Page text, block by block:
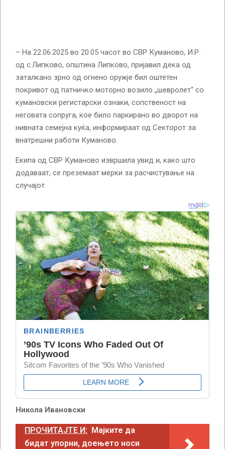
– На 22.06.2025 во 20.05 часот во СВР Куманово, И.Р.
од с.Липково, општина Липково, пријавил дека од
заталкано зрно од огнено оружје бил оштетен
покривот од патничко моторно возило „шевролет“ со
кумановски регистарски ознаки, сопственост на
неговата сопруга, кое било паркирано во дворот на
нивната семејна куќа, информираат од Секторот за
внатрешни работи Куманово.
Екипа од СВР Куманово извршила увид и, како што
додаваат, се преземаат мерки за расчистување на
случајот.
Никола Ивановски
ПРОЧИТАЈТЕ И: Мајките да
бидат упорни, доењето носи